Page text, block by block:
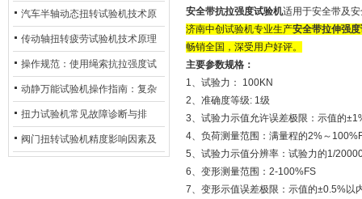
配与质控应用探析
汽车半轴动态扭转试验机技术原
理与行业应用
传动轴扭转疲劳试验机技术原理
与行业应用
操作规范：使用绳索抗拉强度试
验机的完整测试步骤
动静万能试验机操作指南：复杂
动态测试的标准化流程
扭力试验机常见故障诊断与排
除：从传感器信号异常到机械传
阀门扭转试验机精度影响因素及
安全带抗拉强度试验机适用于安全带及
济南中创 试验机专业生产安全带拉伸强
畅销全国，深受用户好评。
主要参数规格：
1、试验力： 100KN
2、准确度等级: 1级
3、试验力示值允许误差极限：示值的
4、负荷测量范围：满量程的2%～
5、试验力示值分辨率：试验力的1/
6、变形测量范围：2-100%FS
7、变形示值误差极限：示值的±0.5%以